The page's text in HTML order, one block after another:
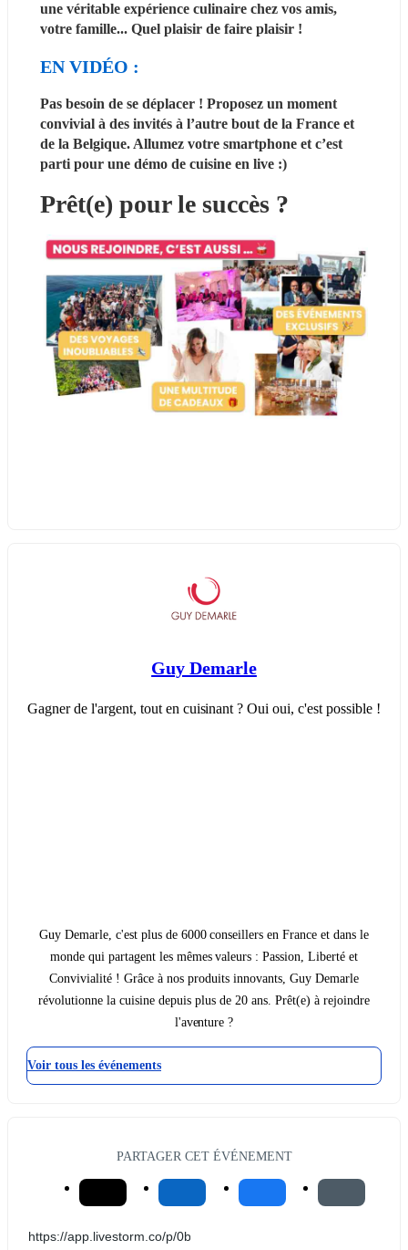
une véritable expérience culinaire chez vos amis,
votre famille... Quel plaisir de faire plaisir !
EN VIDÉO :
Pas besoin de se déplacer ! Proposez un moment
convivial à des invités à l’autre bout de la France et
de la Belgique. Allumez votre smartphone et c’est
parti pour une démo de cuisine en live :)
Prêt(e) pour le succès ?
Guy Demarle
Gagner de l'argent, tout en cuisinant ? Oui oui, c'est possible !
Guy Demarle, c'est plus de 6000 conseillers en France et dans le
monde qui partagent les mêmes valeurs : Passion, Liberté et
Convivialité ! Grâce à nos produits innovants, Guy Demarle
révolutionne la cuisine depuis plus de 20 ans. Prêt(e) à rejoindre
l'aventure ?
Voir tous les événements
PARTAGER CET ÉVÉNEMENT